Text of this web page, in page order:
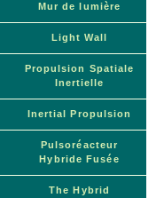
Mur de lumière
Light Wall
Propulsion Spatiale
Inertielle
Inertial Propulsion
Pulsoréacteur
Hybride Fusée
The Hybrid